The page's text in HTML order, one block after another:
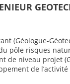
(Géologue-
pôle risques
de niveau projet
de